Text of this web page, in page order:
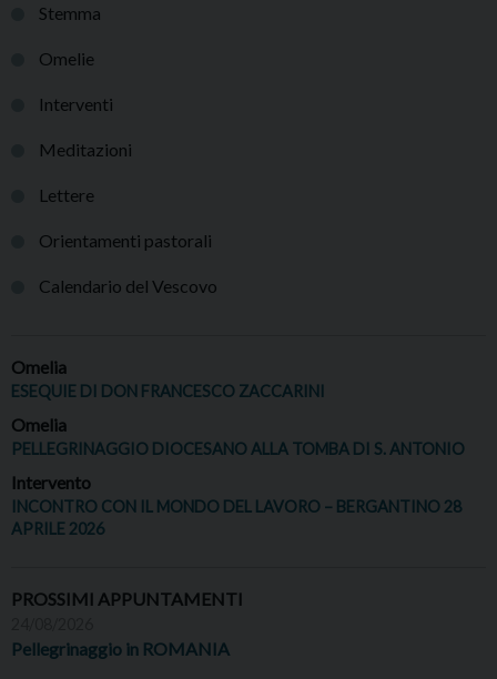
Stemma
Omelie
Interventi
Meditazioni
Lettere
Orientamenti pastorali
Calendario del Vescovo
Omelia
ESEQUIE DI DON FRANCESCO ZACCARINI
Omelia
PELLEGRINAGGIO DIOCESANO ALLA TOMBA DI S. ANTONIO
Intervento
INCONTRO CON IL MONDO DEL LAVORO – BERGANTINO 28
APRILE 2026
PROSSIMI APPUNTAMENTI
Pellegrinaggio in ROMANIA